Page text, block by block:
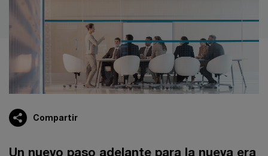
Compartir
Un nuevo paso adelante para la nueva era